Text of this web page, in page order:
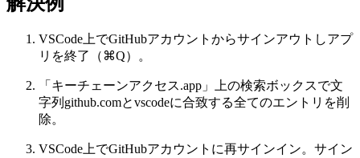
VSCode上でGitHubアカウントからサインアウトしアプ
リを終了（⌘Q）。
「キーチェーンアクセス.app」上の検索ボックスで文
字列github.comとvscodeに合致する全てのエントリを削
除。
VSCode上でGitHubアカウントに再サインイン。サイン